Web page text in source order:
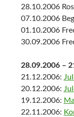
28.10.2006
07.10.2006
01.10.2006
30.09.2006
28.09.2006 –
21.12.2006:
20.12.2006:
19.12.2006:
22.11.2006: